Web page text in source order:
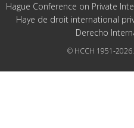
Hague Conference on Private
Haye de droit international
Derecho
© HCCH 1951-